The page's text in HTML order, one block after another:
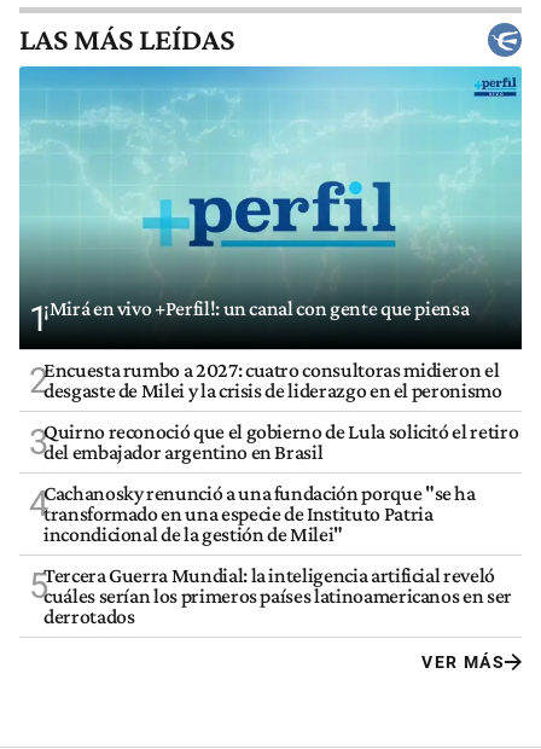
LAS MÁS LEÍDAS
1¡Mirá en vivo +Perfil!: un canal con gente que piensa
2Encuesta rumbo a 2027: cuatro consultoras midieron el
desgaste de Milei y la crisis de liderazgo en el peronismo
3Quirno reconoció que el gobierno de Lula solicitó el retiro
del embajador argentino en Brasil
4Cachanosky renunció a una fundación porque "se ha
transformado en una especie de Instituto Patria
incondicional de la gestión de Milei"
5Tercera Guerra Mundial: la inteligencia artificial reveló
cuáles serían los primeros países latinoamericanos en ser
derrotados
VER MÁS